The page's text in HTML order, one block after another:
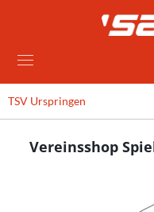
TSV Urspringen
Vereinsshop